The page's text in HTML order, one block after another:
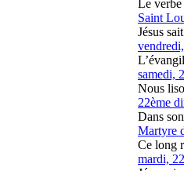
Le verbe
Saint
Jésus
samedi,
Nous
22ème
Dans
Martyre
Ce long
mardi,